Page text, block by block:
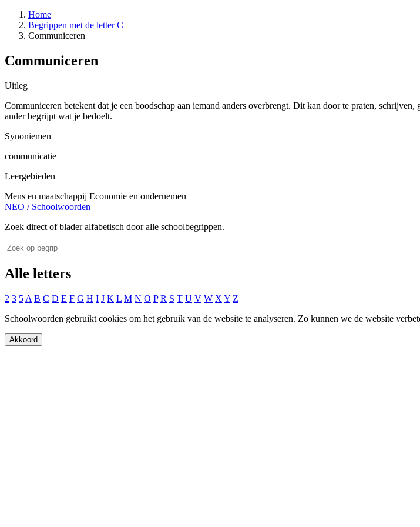
Home
Begrippen met de letter C
Communiceren
Communiceren
Uitleg
Communiceren betekent dat je een boodschap aan iemand anders overbrengt. Dit kan door te praten,
ander begrijpt wat je bedoelt.
Synoniemen
communicatie
Leergebieden
Mens en maatschappij Economie en ondernemen
NEO / Schoolwoorden
Zoek direct of blader alfabetisch door alle schoolbegrippen.
Alle letters
2 3 5 A B C D E F G H I J K L M N O P R S T U V W X Y Z
Schoolwoorden gebruikt cookies om het gebruik van de website te analyseren. Zo kunnen we de website
Akkoord